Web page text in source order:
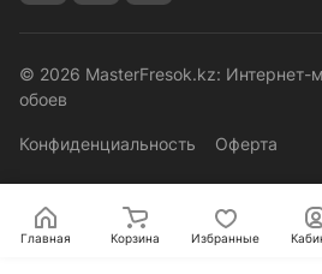
© 2026 MasterFresok.kz: Интернет-
обоев
Конфиденциальность Оферта
Главная Корзина Избранные